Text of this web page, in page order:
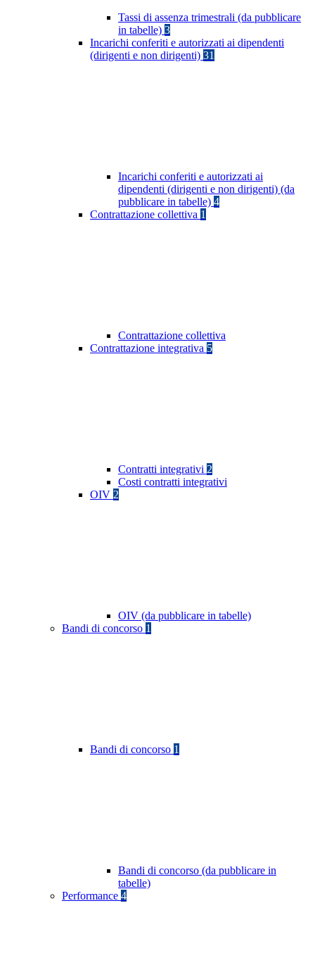
Tassi di assenza trimestrali (da pubblicare
in tabelle) 3
Incarichi conferiti e autorizzati ai dipendenti
(dirigenti e non dirigenti) 31
Incarichi conferiti e autorizzati ai
dipendenti (dirigenti e non dirigenti) (da
pubblicare in tabelle) 4
Contrattazione collettiva 1
Contrattazione collettiva
Contrattazione integrativa 5
Contratti integrativi 2
Costi contratti integrativi
OIV 2
OIV (da pubblicare in tabelle)
Bandi di concorso 1
Bandi di concorso 1
Bandi di concorso (da pubblicare in
tabelle)
Performance 4